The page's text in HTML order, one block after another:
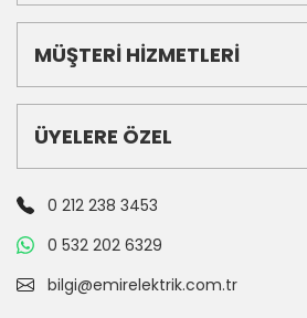
MÜŞTERİ HİZMETLERİ
ÜYELERE ÖZEL
0 212 238 3453
0 532 202 6329
bilgi@emirelektrik.com.tr